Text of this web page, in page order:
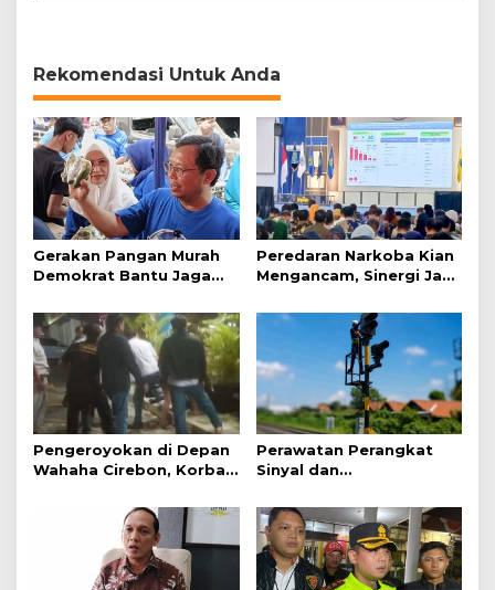
t
o
k
B
a
r
a
n
g
Rekomendasi Untuk Anda
Gerakan Pangan Murah
Demokrat Bantu Jaga
Peredaran Narkoba Kian
Mengancam, Sinergi Jadi
Pengeroyokan di Depan
Wahaha Cirebon, Korban
Perawatan Perangkat
Sinyal dan
Perjalanan Kereta Api